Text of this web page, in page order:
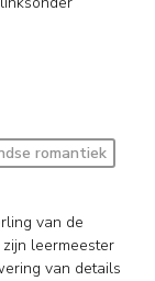
romantiek
van de
leermeester
van details